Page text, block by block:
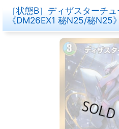
［状態B］ディザスターチ
《DM26EX1 秘N25/秘N25》